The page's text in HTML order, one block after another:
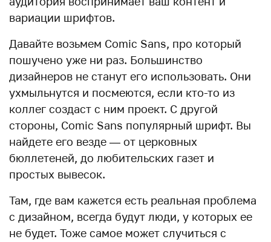
вариации шрифтов.
Давайте возьмем Comic Sans, про который
пошучено уже ни раз. Большинство
дизайнеров не станут его использовать. Они
ухмыльнутся и посмеются, если кто-то из
коллег создаст с ним проект. С другой
стороны, Comic Sans популярный шрифт. Вы
найдете его везде — от церковных
бюллетеней, до любительских газет и
простых вывесок.
Там, где вам кажется есть реальная проблема
с дизайном, всегда будут люди, у которых ее
не будет. Тоже самое может случиться с